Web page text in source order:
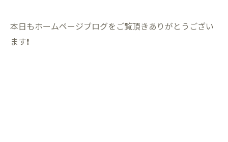
本日もホームページブログをご覧頂きありがとうござい
ます❗